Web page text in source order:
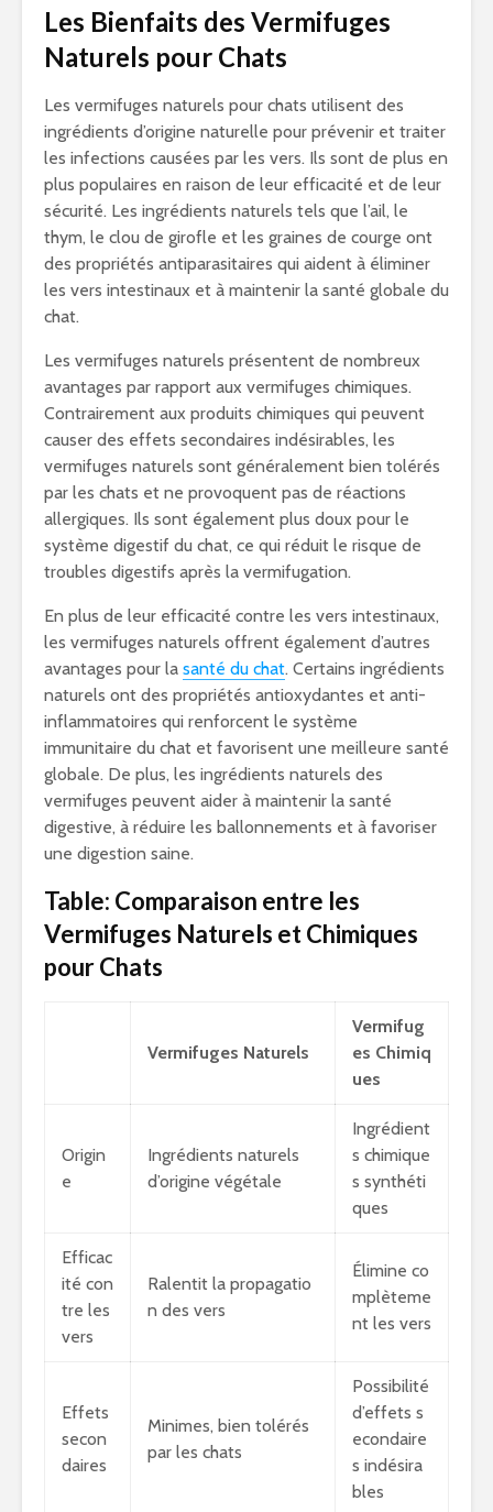
Les Bienfaits des Vermifuges
Naturels pour Chats
Les vermifuges naturels pour chats utilisent des
ingrédients d’origine naturelle pour prévenir et traiter
les infections causées par les vers. Ils sont de plus en
plus populaires en raison de leur efficacité et de leur
sécurité. Les ingrédients naturels tels que l’ail, le
thym, le clou de girofle et les graines de courge ont
des propriétés antiparasitaires qui aident à éliminer
les vers intestinaux et à maintenir la santé globale du
chat.
Les vermifuges naturels présentent de nombreux
avantages par rapport aux vermifuges chimiques.
Contrairement aux produits chimiques qui peuvent
causer des effets secondaires indésirables, les
vermifuges naturels sont généralement bien tolérés
par les chats et ne provoquent pas de réactions
allergiques. Ils sont également plus doux pour le
système digestif du chat, ce qui réduit le risque de
troubles digestifs après la vermifugation.
En plus de leur efficacité contre les vers intestinaux,
les vermifuges naturels offrent également d’autres
avantages pour la santé du chat. Certains ingrédients
naturels ont des propriétés antioxydantes et anti-
inflammatoires qui renforcent le système
immunitaire du chat et favorisent une meilleure santé
globale. De plus, les ingrédients naturels des
vermifuges peuvent aider à maintenir la santé
digestive, à réduire les ballonnements et à favoriser
une digestion saine.
Table: Comparaison entre les
Vermifuges Naturels et Chimiques
pour Chats
Vermifuges Naturels
Vermifug
es Chimiq
ues
Origin
e
Ingrédients naturels
d’origine végétale
Ingrédient
s chimique
s synthéti
ques
Efficac
ité con
tre les
vers
Ralentit la propagatio
n des vers
Élimine co
mplèteme
nt les vers
Effets
secon
daires
Minimes, bien tolérés
par les chats
Possibilité
d’effets s
econdaire
s indésira
bles